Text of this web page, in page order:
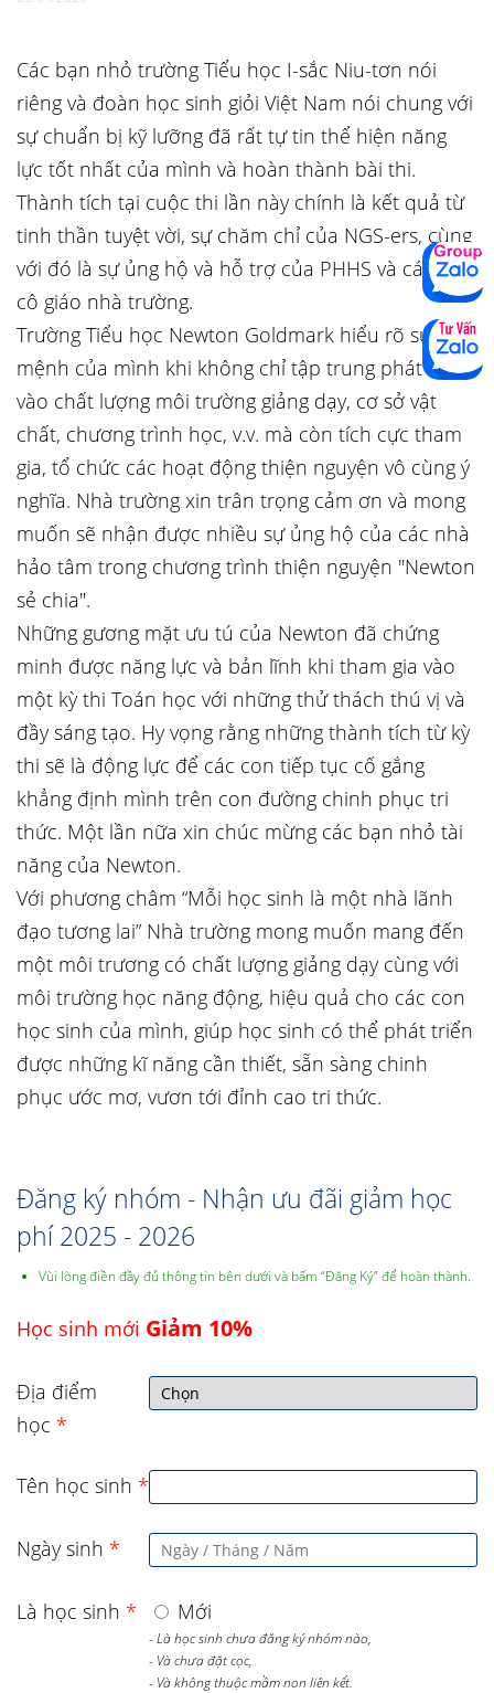
Các bạn nhỏ trường Tiểu học I-sắc Niu-tơn nói
riêng và đoàn học sinh giỏi Việt Nam nói chung với
sự chuẩn bị kỹ lưỡng đã rất tự tin thể hiện năng
lực tốt nhất của mình và hoàn thành bài thi.
Thành tích tại cuộc thi lần này chính là kết quả từ
tinh thần tuyệt vời, sự chăm chỉ của NGS-ers, cùng
với đó là sự ủng hộ và hỗ trợ của PHHS và các thầy
cô giáo nhà trường.
Trường Tiểu học Newton Goldmark hiểu rõ sứ
mệnh của mình khi không chỉ tập trung phát triển
vào chất lượng môi trường giảng dạy, cơ sở vật
chất, chương trình học, v.v. mà còn tích cực tham
gia, tổ chức các hoạt động thiện nguyện vô cùng ý
nghĩa. Nhà trường xin trân trọng cảm ơn và mong
muốn sẽ nhận được nhiều sự ủng hộ của các nhà
hảo tâm trong chương trình thiện nguyện "Newton
sẻ chia".
Những gương mặt ưu tú của Newton đã chứng
minh được năng lực và bản lĩnh khi tham gia vào
một kỳ thi Toán học với những thử thách thú vị và
đầy sáng tạo. Hy vọng rằng những thành tích từ kỳ
thi sẽ là động lực để các con tiếp tục cố gắng
khẳng định mình trên con đường chinh phục tri
thức. Một lần nữa xin chúc mừng các bạn nhỏ tài
năng của Newton.
Với phương châm “Mỗi học sinh là một nhà lãnh
đạo tương lai” Nhà trường mong muốn mang đến
một môi trương có chất lượng giảng dạy cùng với
môi trường học năng động, hiệu quả cho các con
học sinh của mình, giúp học sinh có thể phát triển
được những kĩ năng cần thiết, sẵn sàng chinh
phục ước mơ, vươn tới đỉnh cao tri thức.
Đăng ký nhóm - Nhận ưu đãi giảm học
phí 2025 - 2026
Vùi lòng điền đầy đủ thông tin bên dưới và bấm “Đăng Ký” để hoàn thành.
Học sinh mới Giảm 10%
Địa điểm
học *
Tên học sinh *
Ngày sinh *
Là học sinh * Mới
- Là học sinh chưa đăng ký nhóm nào,
- Và chưa đặt cọc,
- Và không thuộc mầm non liên kết.